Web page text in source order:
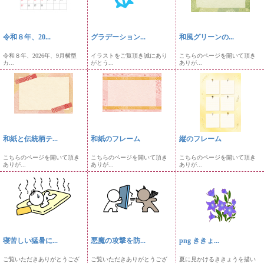
令和８年、20...
令和８年、2026年、9月横型
カ...
グラデーション...
イラストをご覧頂き誠にあり
がとう...
和風グリーンの...
こちらのページを開いて頂き
ありが...
和紙と伝統柄テ...
こちらのページを開いて頂き
ありが...
和紙のフレーム
こちらのページを開いて頂き
ありが...
縦のフレーム
こちらのページを開いて頂き
ありが...
寝苦しい猛暑に...
ご覧いただきありがとうござ
悪魔の攻撃を防...
ご覧いただきありがとうござ
png ききょ...
夏に見かけるききょうを描い